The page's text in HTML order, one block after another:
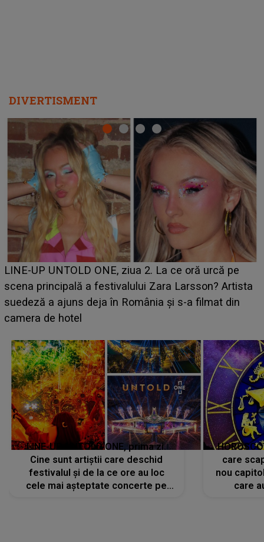
DIVERTISMENT
Ce a dezvăluit noua concurentă din "Casa Iubirii" l-
luat prin surprindere pe Emanuel. CINE ESTE
BĂIATUL VIZAT de Alexandra?! Aflându-se în fața
faptului împlinit, A RECUNOSCUT IMEDIAT: "Am
LINE-UP UNTOLD ONE, prima zi.
Cine sunt artiștii care deschid
festivalul și de la ce ore au loc
cele mai așteptate concerte pe
care
nou
care